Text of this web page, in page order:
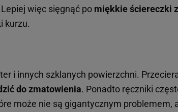
więc sięgnąć po miękkie ściereczki z
kurzu.
i innych szklanych powierzchni.
do zmatowienia. Ponadto ręczniki
może nie są gigantycznym problemem,